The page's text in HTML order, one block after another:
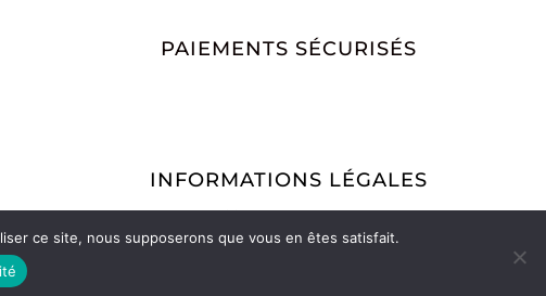
PAIEMENTS SÉCURISÉS
INFORMATIONS LÉGALES
Conditions Générales de Vente
Mentions légales
ce site, nous supposerons que vous en êtes satisfait.